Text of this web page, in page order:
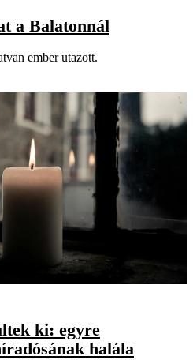
a Balatonnál
ember utazott.
ki: egyre
halála